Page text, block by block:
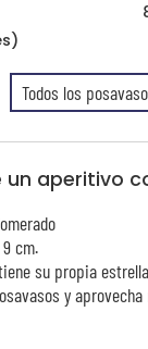
Todos los
un aperitivo
cm.
su propia
y